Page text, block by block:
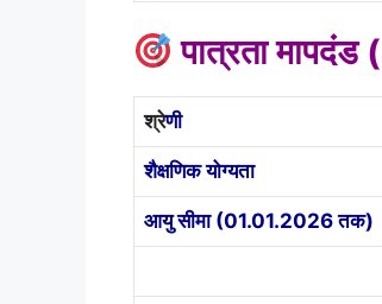
पात्रता
श्रेणी
शैक्षणिक योग्यता
आयु सीमा (01.01.2026 तक)